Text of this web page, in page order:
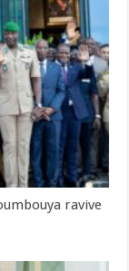
ravive